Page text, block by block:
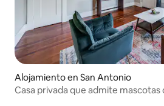
Alojamiento en San Antonio
Casa privada que admite